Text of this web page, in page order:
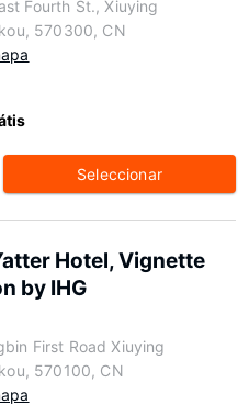
Fourth St., Xiuying
570300, CN
Seleccionar
Hotel, Vignette
by IHG
First Road Xiuying
570100, CN